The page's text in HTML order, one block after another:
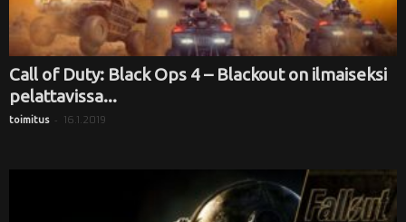
Call of Duty: Black Ops 4 – Blackout on ilmaiseksi
pelattavissa...
toimitus - 16.1.2019